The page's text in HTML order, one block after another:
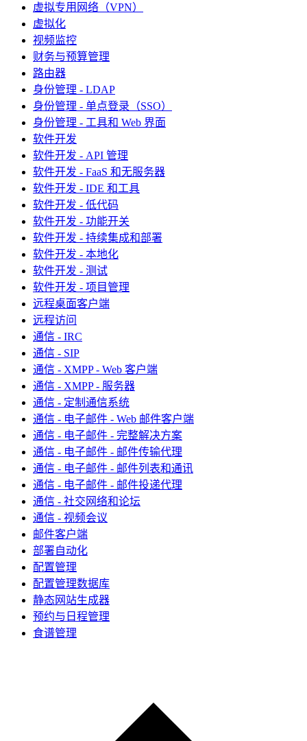
虚拟专用网络（VPN）
虚拟化
视频监控
财务与预算管理
路由器
身份管理 - LDAP
身份管理 - 单点登录（SSO）
身份管理 - 工具和 Web 界面
软件开发
软件开发 - API 管理
软件开发 - FaaS 和无服务器
软件开发 - IDE 和工具
软件开发 - 低代码
软件开发 - 功能开关
软件开发 - 持续集成和部署
软件开发 - 本地化
软件开发 - 测试
软件开发 - 项目管理
远程桌面客户端
远程访问
通信 - IRC
通信 - SIP
通信 - XMPP - Web 客户端
通信 - XMPP - 服务器
通信 - 定制通信系统
通信 - 电子邮件 - Web 邮件客户端
通信 - 电子邮件 - 完整解决方案
通信 - 电子邮件 - 邮件传输代理
通信 - 电子邮件 - 邮件列表和通讯
通信 - 电子邮件 - 邮件投递代理
通信 - 社交网络和论坛
通信 - 视频会议
邮件客户端
部署自动化
配置管理
配置管理数据库
静态网站生成器
预约与日程管理
食谱管理